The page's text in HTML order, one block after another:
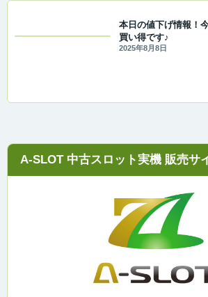
本日の値下げ情報！
買い得です♪
2025年8月8日
A-SLOT 中古スロット実機 販売サ